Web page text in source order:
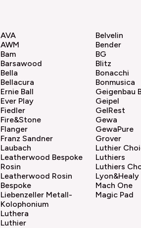
AVA
AWM
Bam
Barsawood
Bella
Bellacura
Belvelin
Bender
BG
Blitz
Bonacchi
Bonmusica
Ernie Ball
Ever Play
Fiedler
Fire&Stone
Flanger
Franz Sandner
Geigenbau
Geipel
GelRest
Gewa
GewaPure
Grover
Laubach
Leatherwood Bespoke
Rosin
Leatherwood Rosin
Bespoke
Liebenzeller Metall-
Kolophonium
Luthera
Luthier
Luthier
Luthiers
Luthiers
Lyon&Healy
Mach One
Magic Pad